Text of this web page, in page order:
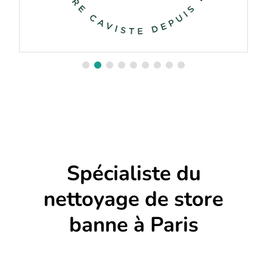
Spécialiste du
nettoyage de store
banne à Paris